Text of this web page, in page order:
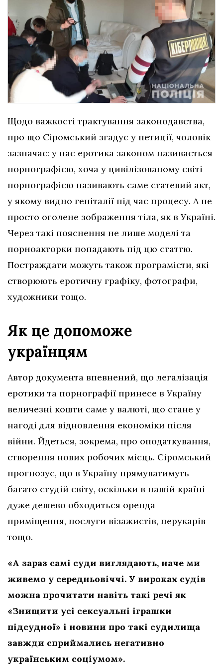
Щодо важкості трактування законодавства,
про що Сіромський згадує у петиції, чоловік
зазначає: у нас еротика законом називається
порнографією, хоча у цивілізованому світі
порнографією називають саме статевий акт,
у якому видно геніталії під час процесу. А не
просто оголене зображення тіла, як в Україні.
Через такі пояснення не лише моделі та
порноакторки попадають під цю статтю.
Постраждати можуть також програмісти, які
створюють еротичну графіку, фотографи,
художники тощо.
Як це допоможе
українцям
Автор документа впевнений, що легалізація
еротики та порнографії принесе в Україну
величезні кошти саме у валюті, що стане у
нагоді для відновлення економіки після
війни. Йдеться, зокрема, про оподаткування,
створення нових робочих місць. Сіромський
прогнозує, що в Україну прямуватимуть
багато студій світу, оскільки в нашій країні
дуже дешево обходиться оренда
приміщення, послуги візажистів, перукарів
тощо.
«А зараз самі суди виглядають, наче ми
живемо у середньовіччі. У вироках судів
можна прочитати навіть такі речі як
«Знищити усі сексуальні іграшки
підсудної» і новини про такі судилища
завжди сприймались негативно
українським соціумом».